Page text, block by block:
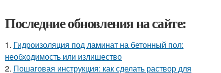
Последние обновления на сайте:
1. Гидроизоляция под ламинат на бетонный пол:
необходимость или излишество
2. Пошаговая инструкция: как сделать раствор для